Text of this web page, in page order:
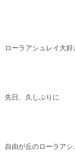
ローラアシュレイ大好
先日、久しぶりに
自由が丘のローラア